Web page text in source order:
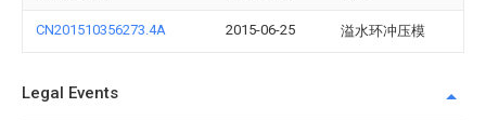
CN201510356273.4A 2015-06-25 溢水环冲压模
Legal Events